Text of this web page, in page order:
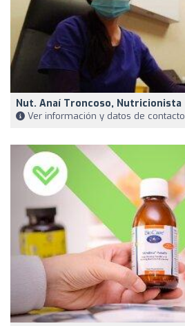
Nut. Anaí Troncoso, Nutricionista
Ver información y datos de contacto